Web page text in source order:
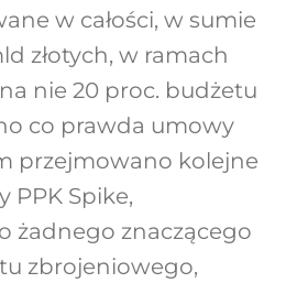
w całości, w sumie
złotych, w ramach
nie 20 proc. budżetu
co prawda umowy
przejmowano kolejne
PPK Spike,
żadnego znaczącego
zbrojeniowego,